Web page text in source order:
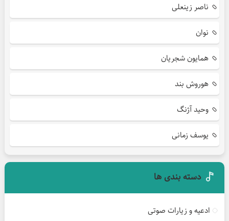
ناصر زینعلی
نوان
همایون شجریان
هوروش بند
وحید آژنگ
یوسف زمانی
دسته بندی ها
ادعیه و زیارات صوتی